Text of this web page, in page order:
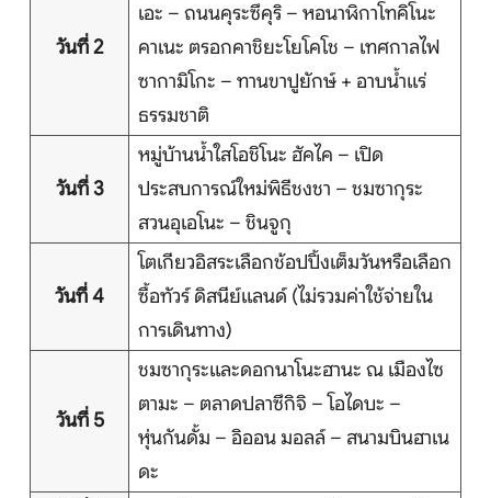
Search
วันที่ 2
เอะ – ถนนคุระซึคุริ – หอนาฬิกาโทคิโนะ
คาเนะ ตรอกคาชิยะโยโคโช – เทศกาลไฟ
ซากามิโกะ – ทานขาปูยักษ์ + อาบน้ำแร่
ธรรมชาติ
วันที่ 3
หมู่บ้านน้ำใสโอชิโนะ ฮัคไค – เปิด
ประสบการณ์ใหม่พิธีชงชา – ชมซากุระ
สวนอุเอโนะ – ชินจูกุ
วันที่ 4
โตเกียวอิสระเลือกช้อปปิ้งเต็มวันหรือเลือก
ซื้อทัวร์ ดิสนีย์แลนด์ (ไม่รวมค่าใช้จ่ายใน
การเดินทาง)
วันที่ 5
ชมซากุระและดอกนาโนะฮานะ ณ เมืองไซ
ตามะ – ตลาดปลาซึกิจิ – โอไดบะ –
หุ่นกันดั้ม – อิออน มอลล์ – สนามบินฮาเน
ดะ